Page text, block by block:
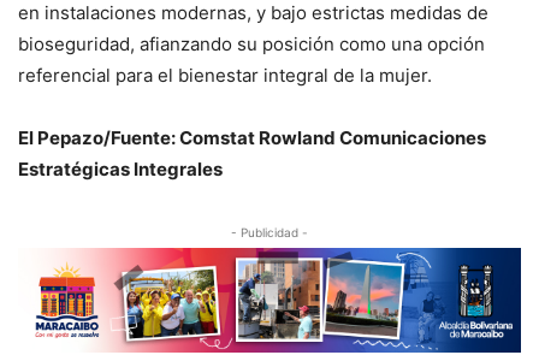
en instalaciones modernas, y bajo estrictas medidas de
bioseguridad, afianzando su posición como una opción
referencial para el bienestar integral de la mujer.
El Pepazo/Fuente: Comstat Rowland Comunicaciones
Estratégicas Integrales
- Publicidad -